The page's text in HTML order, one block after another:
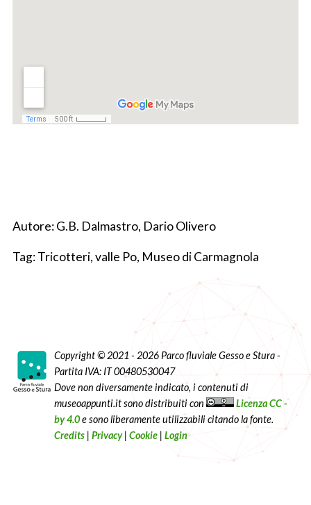
Autore: G.B. Dalmastro, Dario Olivero
Tag: Tricotteri, valle Po, Museo di Carmagnola
Copyright © 2021 - 2026 Parco fluviale Gesso e Stura -
Partita IVA: IT 00480530047
Dove non diversamente indicato, i contenuti di
museoappunti.it sono distribuiti con
Licenza CC -
by 4.0e sono liberamente utilizzabili citando la fonte.
Credits| Privacy| Cookie| Login